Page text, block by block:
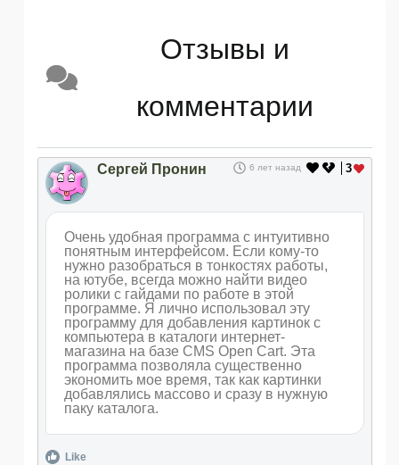
Отзывы и
комментарии
3
Сергей Пронин 6 лет назад
Очень удобная программа с интуитивно
понятным интерфейсом. Если кому-то
нужно разобраться в тонкостях работы,
на ютубе, всегда можно найти видео
ролики с гайдами по работе в этой
программе. Я лично использовал эту
программу для добавления картинок с
компьютера в каталоги интернет-
магазина на базе CMS Open Cart. Эта
программа позволяла существенно
экономить мое время, так как картинки
добавлялись массово и сразу в нужную
паку каталога.
Like